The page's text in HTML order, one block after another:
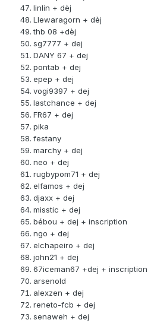
linlin + dèj
Llewaragorn + dèj
thb 08 +dèj
sg7777 + dej
DANY 67 + dej
pontab + dej
epep + dej
vogi9397 + dej
lastchance + dej
FR67 + dej
pika
festany
marchy + dej
neo + dej
rugbypom71 + dej
elfamos + dej
djaxx + dej
misstic + dej
bébou + dej + inscription
ngo + dej
elchapeiro + dej
john21 + dej
67iceman67 +dej + inscription
arsenold
alexzen + dej
reneto-fcb + dej
senaweh + dej